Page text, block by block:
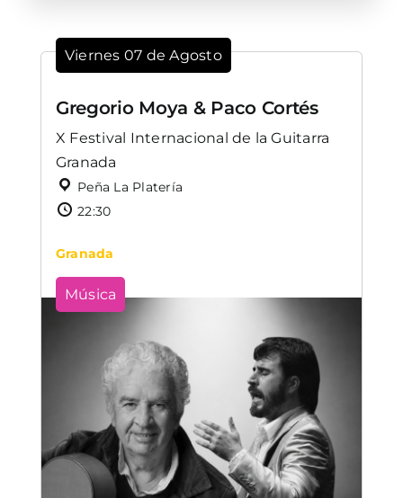
Viernes 07 de Agosto
Gregorio Moya & Paco Cortés
X Festival Internacional de la Guitarra
Granada
Peña La Platería
22:30
Granada
Música